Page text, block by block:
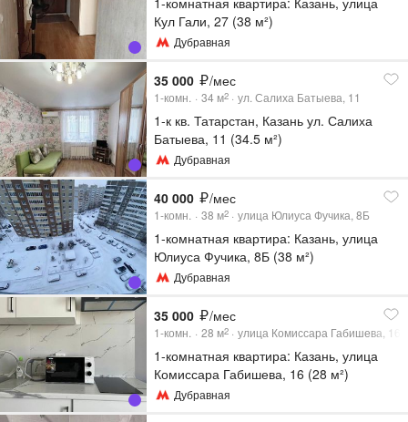
Кул Гали, 27 (38 м²)
Дубравная
35 000 /мес
1-комн. 34 м2 ул. Салиха Батыева, 11
1-к кв. Татарстан, Казань ул. Салиха
Батыева, 11 (34.5 м²)
Дубравная
40 000 /мес
1-комн. 38 м2 улица Юлиуса Фучика, 8Б
1-комнатная квартира: Казань, улица
Юлиуса Фучика, 8Б (38 м²)
Дубравная
35 000 /мес
1-комн. 28 м2 улица Комиссара Габишева, 16
1-комнатная квартира: Казань, улица
Комиссара Габишева, 16 (28 м²)
Дубравная